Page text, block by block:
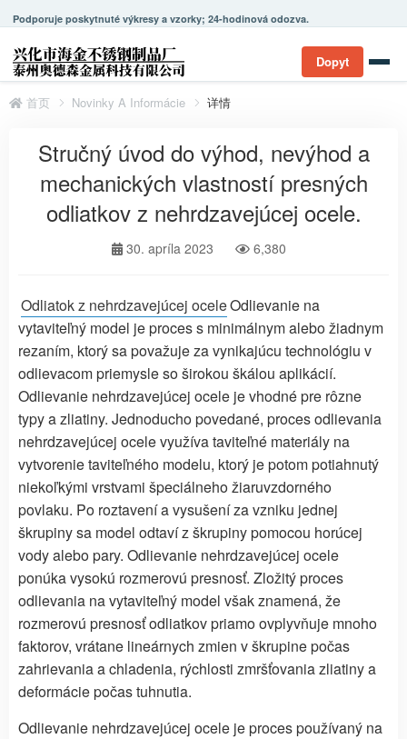
Podporuje poskytnuté výkresy a vzorky; 24-hodinová odozva.
Dopyt
首页 Novinky A Informácie 详情
Stručný úvod do výhod, nevýhod a
mechanických vlastností presných
odliatkov z nehrdzavejúcej ocele.
30. apríla 2023 6,380
Odliatok z nehrdzavejúcej oceleOdlievanie na
vytaviteľný model je proces s minimálnym alebo žiadnym
rezaním, ktorý sa považuje za vynikajúcu technológiu v
odlievacom priemysle so širokou škálou aplikácií.
Odlievanie nehrdzavejúcej ocele je vhodné pre rôzne
typy a zliatiny. Jednoducho povedané, proces odlievania
nehrdzavejúcej ocele využíva taviteľné materiály na
vytvorenie taviteľného modelu, ktorý je potom potiahnutý
niekoľkými vrstvami špeciálneho žiaruvzdorného
povlaku. Po roztavení a vysušení za vzniku jednej
škrupiny sa model odtaví z škrupiny pomocou horúcej
vody alebo pary. Odlievanie nehrdzavejúcej ocele
ponúka vysokú rozmerovú presnosť. Zložitý proces
odlievania na vytaviteľný model však znamená, že
rozmerovú presnosť odliatkov priamo ovplyvňuje mnoho
faktorov, vrátane lineárnych zmien v škrupine počas
zahrievania a chladenia, rýchlosti zmršťovania zliatiny a
deformácie počas tuhnutia.
Odlievanie nehrdzavejúcej ocele je proces používaný na